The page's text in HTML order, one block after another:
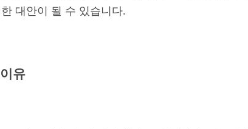
대안이 될 수 있습니다.
유